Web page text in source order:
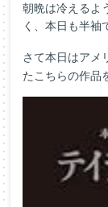
朝晩は冷えるよ
く、本日も半袖
さて本日はアメ
たこちらの作品